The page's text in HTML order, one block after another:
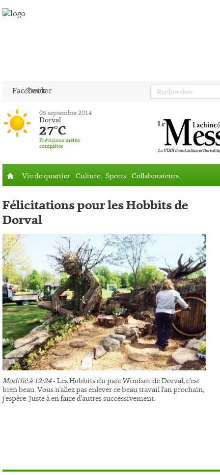
Facebook
Twitter
05 septembre 2014
Dorval
27°C
Prévisions météo
complètes
Vie de quartier Culture Sports Collaborateurs
Félicitations pour les Hobbits de
Dorval
Modifié à 12:24- Les Hobbits du parc Windsor de Dorval, c'est
bien beau. Vous n'allez pas enlever ce beau travail l'an prochain,
j'espère. Juste à en faire d'autres successivement.